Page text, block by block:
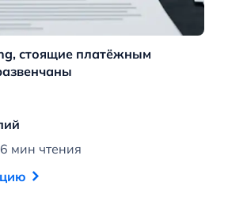
стоящие платёжным
6 мин чтения